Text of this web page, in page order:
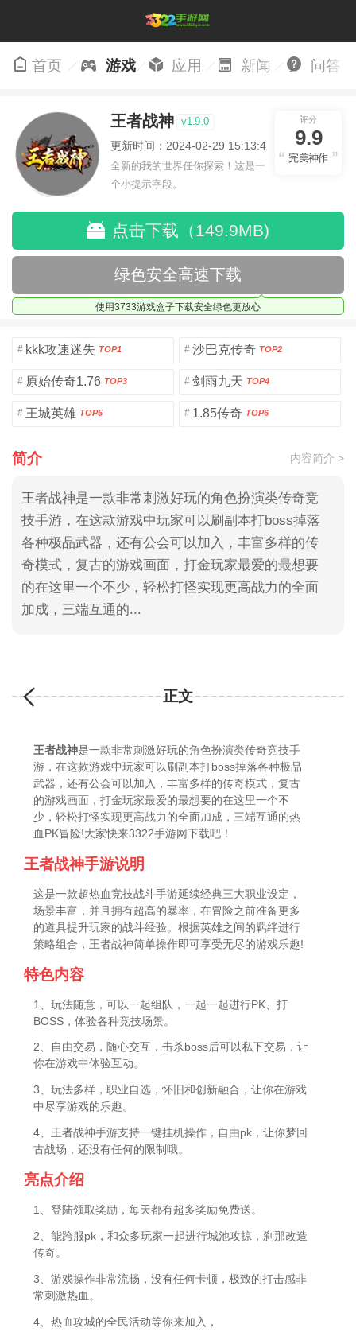
首页 游戏 应用 新闻 问答
王者战神 v1.9.0
更新时间：2024-02-29 15:13:41
全新的我的世界任你探索！这是一
个小提示字段。
评分
9.9
完美神作
点击下载（149.9MB)
绿色安全高速下载
使用3733游戏盒子下载安全绿色更放心
# kkk攻速迷失 TOP1 # 沙巴克传奇 TOP2
# 原始传奇1.76 TOP3 # 剑雨九天 TOP4
# 王城英雄 TOP5 # 1.85传奇 TOP6
简介 内容简介 >
王者战神是一款非常刺激好玩的角色扮演类传奇竞
技手游，在这款游戏中玩家可以刷副本打boss掉落
各种极品武器，还有公会可以加入，丰富多样的传
奇模式，复古的游戏画面，打金玩家最爱的最想要
的在这里一个不少，轻松打怪实现更高战力的全面
加成，三端互通的...
正文
王者战神是一款非常刺激好玩的角色扮演类传奇竞技手
游，在这款游戏中玩家可以刷副本打boss掉落各种极品
武器，还有公会可以加入，丰富多样的传奇模式，复古
的游戏画面，打金玩家最爱的最想要的在这里一个不
少，轻松打怪实现更高战力的全面加成，三端互通的热
血PK冒险!大家快来3322手游网下载吧！
王者战神手游说明
这是一款超热血竞技战斗手游延续经典三大职业设定，
场景丰富，并且拥有超高的暴率，在冒险之前准备更多
的道具提升玩家的战斗经验。根据英雄之间的羁绊进行
策略组合，王者战神简单操作即可享受无尽的游戏乐趣!
特色内容
1、玩法随意，可以一起组队，一起一起进行PK、打
BOSS，体验各种竞技场景。
2、自由交易，随心交互，击杀boss后可以私下交易，让
你在游戏中体验互动。
3、玩法多样，职业自选，怀旧和创新融合，让你在游戏
中尽享游戏的乐趣。
4、王者战神手游支持一键挂机操作，自由pk，让你梦回
古战场，还没有任何的限制哦。
亮点介绍
1、登陆领取奖励，每天都有超多奖励免费送。
2、能跨服pk，和众多玩家一起进行城池攻掠，刹那改造
传奇。
3、游戏操作非常流畅，没有任何卡顿，极致的打击感非
常刺激热血。
4、热血攻城的全民活动等你来加入，